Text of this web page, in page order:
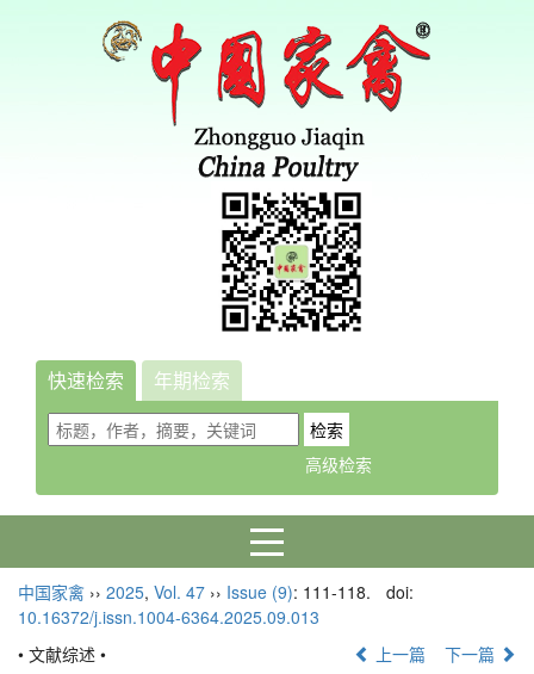
快速检索 年期检索
中国家禽 ›› 2025, Vol. 47 ›› Issue (9): 111-118.
doi:
10.16372/j.issn.1004-6364.2025.09.013
• 文献综述 •
上一篇 下一篇